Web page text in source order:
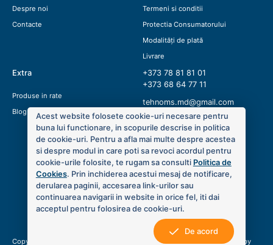
Despre noi
Contacte
Termeni si conditii
Protectia Consumatorului
Modalități de plată
Livrare
Extra
Produse in rate
Blog
+373 78 81 81 01
+373 68 64 77 11
tehnoms.md@gmail.com
Copyright © 2020 Tehno MS. Toate drepturile sunt rezervate. Created by
Acest website folosete cookie-uri necesare pentru
buna lui functionare, in scopurile descrise in politica
de cookie-uri. Pentru a afla mai multe despre acestea
si despre modul in care poti sa revoci acordul pentru
cookie-urile folosite, te rugam sa consulti Politica de
Cookies. Prin inchiderea acestui mesaj de notificare,
derularea paginii, accesarea link-urilor sau
continuarea navigarii in website in orice fel, iti dai
acceptul pentru folosirea de cookie-uri.
De acord